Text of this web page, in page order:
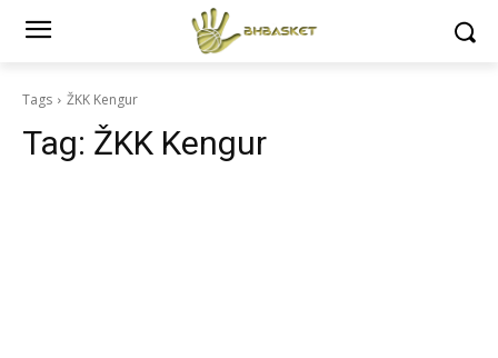
Tags ŽKK Kengur
Tag: ŽKK Kengur